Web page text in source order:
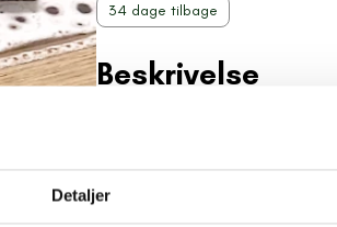
Detaljer
34 dage tilbage
Beskrivelse
To fine krus med et
eller som små dekorationer